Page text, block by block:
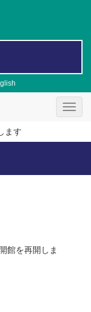
ます
館を再開しま